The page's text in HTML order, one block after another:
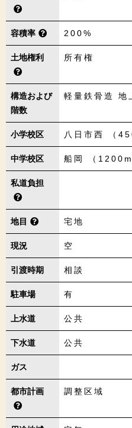
容積率 200%
土地権利 所有権
構造および
階数
軽量鉄骨造 地
小学校区 八日市西 （
中学校区 船岡 （1200m
私道負担
地目 宅地
現況 空
引渡時期 相談
駐車場 有
上水道 公共
下水道 公共
ガス
都市計画 調整区域